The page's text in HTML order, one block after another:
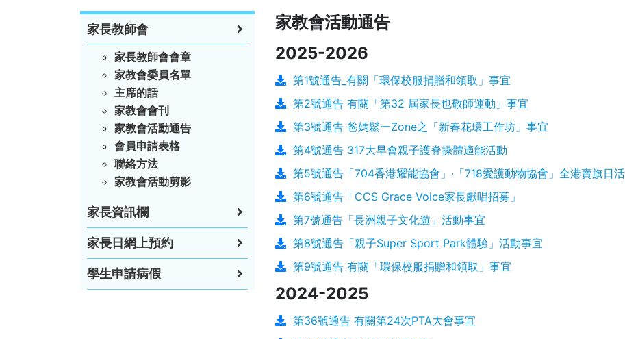
家長教師會
家長教師會會章
家教會委員名單
主席的話
家教會會刊
家教會活動通告
會員申請表格
聯絡方法
家教會活動剪影
家長資訊欄
家長日網上預約
學生申請病假
家教會活動通告
2025-2026
第1號通告_有關「環保校服捐贈和領取」事宜
第2號通告 有關「第32 屆家長也敬師運動」事宜
第3號通告 爸媽鬆一Zone之「新春花環工作坊」事宜
第4號通告 317大早會親子護脊操體適能活動
第5號通告「704香港耀能協會」·「718愛護動物協會」全港賣旗日
第6號通告「CCS Grace Voice家長獻唱招募」
第7號通告「長洲親子文化遊」活動事宜
第8號通告「親子Super Sport Park體驗」活動事宜
第9號通告 有關「環保校服捐贈和領取」事宜
2024-2025
第36號通告 有關第24次PTA大會事宜